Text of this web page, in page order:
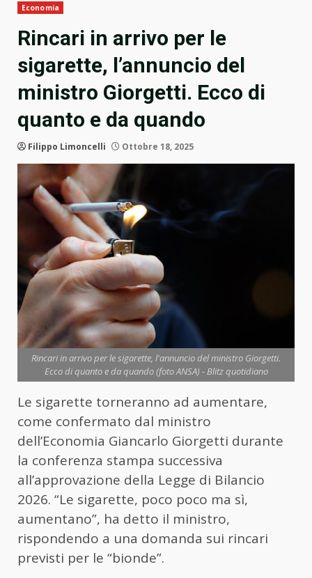
Economia
Rincari in arrivo per le
sigarette, l’annuncio del
ministro Giorgetti. Ecco di
quanto e da quando
Filippo Limoncelli Ottobre 18, 2025
Rincari in arrivo per le sigarette, l'annuncio del ministro Giorgetti.
Ecco di quanto e da quando (foto ANSA) - Blitz quotidiano
Le sigarette torneranno ad aumentare,
come confermato dal ministro
dell’Economia Giancarlo Giorgetti durante
la conferenza stampa successiva
all’approvazione della Legge di Bilancio
2026. “Le sigarette, poco poco ma sì,
aumentano”, ha detto il ministro,
rispondendo a una domanda sui rincari
previsti per le “bionde”.